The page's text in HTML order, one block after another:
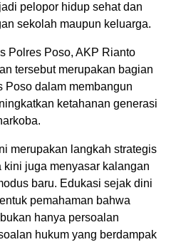
pelopor hidup sehat dan
sekolah maupun keluarga.
Polres Poso, AKP Rianto
tersebut merupakan bagian
Poso dalam membangun
ketahanan generasi
merupakan langkah strategis
kini juga menyasar kalangan
baru. Edukasi sejak dini
pemahaman bahwa
hanya persoalan
hukum yang berdampak